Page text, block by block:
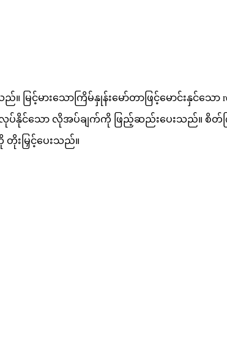
မြင့်မားသောကြိမ်နှုန်းမော်တာဖြင့်မောင်းနှင်သ
လုပ်နိုင်သော လိုအပ်ချက်ကို ဖြည့်ဆည်းပေးသည်။ စိ
းမြှင့်ပေးသည်။